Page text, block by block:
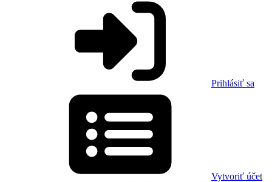
Prihlásiť sa
Vytvoriť účet